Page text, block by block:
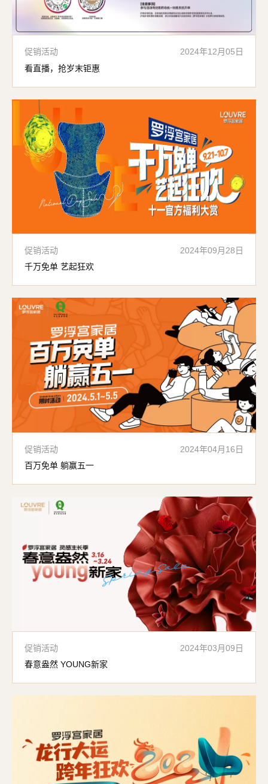
促销活动
2024年12月05日
看直播，抢岁末钜惠
促销活动
2024年09月28日
千万免单 艺起狂欢
促销活动
2024年04月16日
百万免单 躺赢五一
促销活动
2024年03月09日
春意盎然 YOUNG新家